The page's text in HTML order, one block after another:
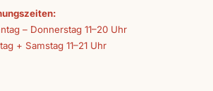
– Donnerstag 11–20 Uhr
+ Samstag 11–21 Uhr